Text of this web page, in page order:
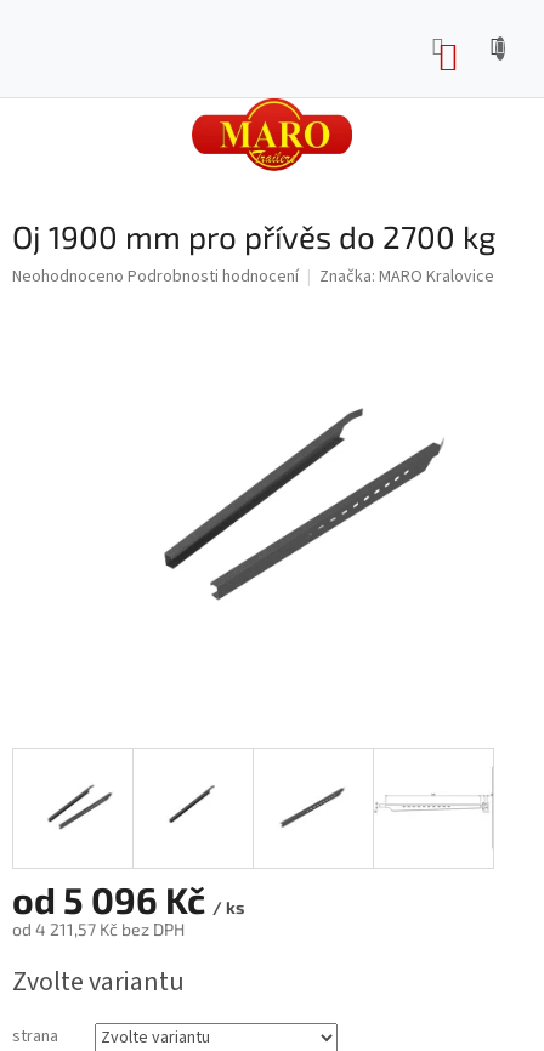
Oj 1900 mm pro přívěs do 2700 kg
Průměrné
Neohodnoceno Podrobnosti hodnocení Značka: MARO Kralovice
od 5 096 Kč / ks
od 4 211,57 Kč bez DPH
cena:
Zvolte variantu
strana